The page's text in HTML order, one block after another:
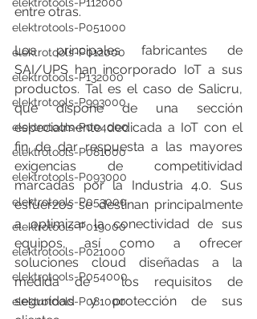
elektrotools-P051000
elektrotools-P012000
elektrotools-P132000
elektrotools-P993000
elektrotools-P004000
elektrotools-P081000
elektrotools-P093000
elektrotools-P053000
elektrotools-P019000
elektrotools-P021000
elektrotools-P054000
elektrotools-P081000
entre otras.
Los principales fabricantes de
SAI/UPS han incorporado IoT a sus
productos. Tal es el caso de Salicru,
que dispone de una sección
especialmente dedicada a IoT con el
fin de dar respuesta a las mayores
exigencias de competitividad
marcadas por la Industria 4.0. Sus
esfuerzos se destinan principalmente
a optimizar la conectividad de sus
equipos, así como a ofrecer
soluciones cloud diseñadas a la
medida de  los requisitos de
seguridad y protección de sus